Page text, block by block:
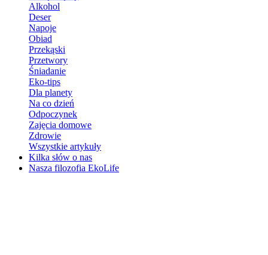
Alkohol
Deser
Napoje
Obiad
Przekąski
Przetwory
Śniadanie
Eko-tips
Dla planety
Na co dzień
Odpoczynek
Zajęcia domowe
Zdrowie
Wszystkie artykuły
Kilka słów o nas
Nasza filozofia EkoLife